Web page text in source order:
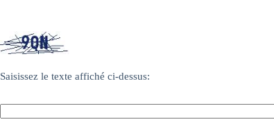
Saisissez le texte affiché ci-dessus: